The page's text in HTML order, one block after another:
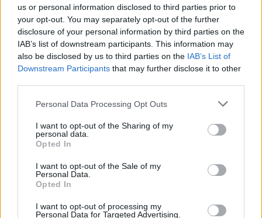
us or personal information disclosed to third parties prior to
your opt-out. You may separately opt-out of the further
disclosure of your personal information by third parties on the
IAB’s list of downstream participants. This information may
also be disclosed by us to third parties on the IAB’s List of
Downstream Participants that may further disclose it to other
Please note that this website/app uses one or more Google
not limited to your visit or usage behaviour. You may click to
grant or deny consent to Google and its third-party tags to
use your data for below specified purposes in below Google
consent section.
Personal Data Processing Opt Outs
I want to opt-out of the Sharing of my
personal data.
Opted In
I want to opt-out of the Sale of my
Personal Data.
Opted In
I want to opt-out of processing my
Personal Data for Targeted Advertising.
Inviaci le tue segnalazioni,
i tuoi video e le tue foto
Ricevi le nostre ultime news